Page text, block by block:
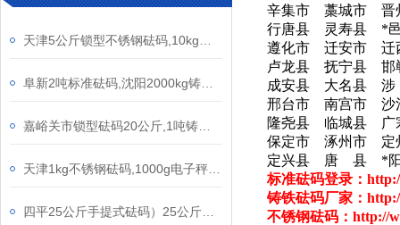
辛集市 藁城市
行唐县 灵寿县 *
遵化市 迁安市
卢龙县 抚宁县
成安县 大名县
邢台市 南宫市
隆尧县 临城县
保定市 涿州市
定兴县 唐 县 *
标准砝码登录：
铸铁砝码厂家：
不锈钢砝码 ： http://